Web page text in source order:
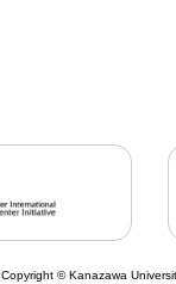
Copyright © Kanazawa